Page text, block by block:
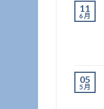
11
6 月
05
5 月